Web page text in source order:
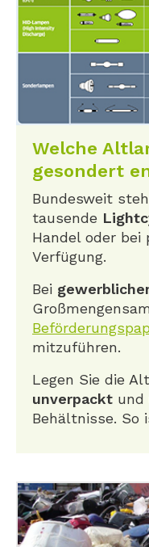
Welche
gesondert
Bundesweit
tausende
Handel oder bei
Verfügung.
Bei
mitzuführen.
Legen Sie die
unverpackt und
Behältnisse. So